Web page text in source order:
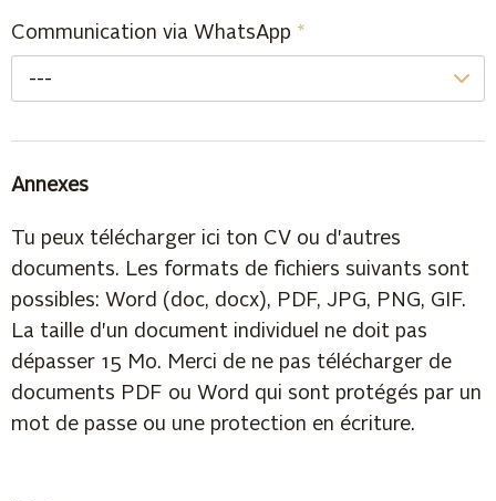
Communication via WhatsApp *
---
Annexes
Tu peux télécharger ici ton CV ou d'autres
documents. Les formats de fichiers suivants sont
possibles: Word (doc, docx), PDF, JPG, PNG, GIF.
La taille d'un document individuel ne doit pas
dépasser 15 Mo. Merci de ne pas télécharger de
documents PDF ou Word qui sont protégés par un
mot de passe ou une protection en écriture.